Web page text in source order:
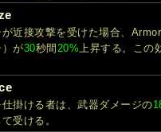
近接攻撃を受けた場合、
が30秒間 20%上昇する。この
掛ける者は、武器ダメージの
受ける。